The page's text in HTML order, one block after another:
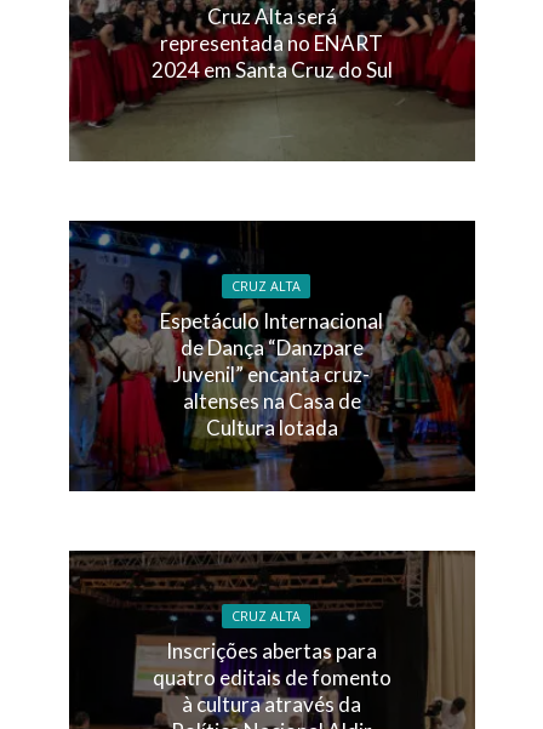
Cruz Alta será
representada no ENART
2024 em Santa Cruz do Sul
CRUZ ALTA
Espetáculo Internacional
de Dança “Danzpare
Juvenil” encanta cruz-
altenses na Casa de
Cultura lotada
CRUZ ALTA
Inscrições abertas para
quatro editais de fomento
à cultura através da